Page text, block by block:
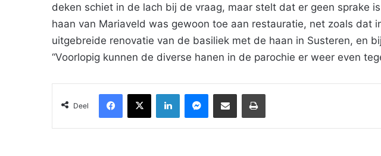
deken schiet in de lach bij de vraag, maar stelt dat er geen sprake
haan van Mariaveld was gewoon toe aan restauratie, net zoals dat
uitgebreide renovatie van de basiliek met de haan in Susteren, en
“Voorlopig kunnen de diverse hanen in de parochie er weer even
Deel
Facebook
X LinkedInMessenger
Deel via Email Print